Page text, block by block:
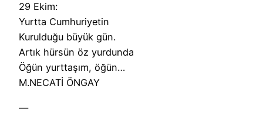
29 Ekim:
Yurtta Cumhuriyetin
Kurulduğu büyük gün.
Artık hürsün öz yurdunda
Öğün yurttaşım, öğün…
M.NECATİ ÖNGAY
—